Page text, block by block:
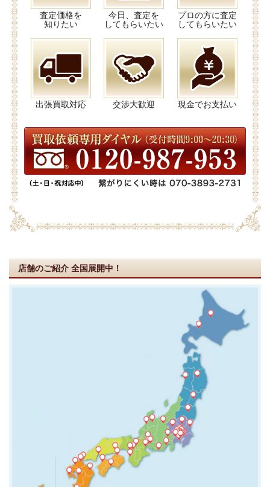
査定価格を
知りたい
今日、査定を
してもらいたい
プロの方に査定
してもらいたい
出張買取対応 交渉大歓迎 現金でお支払い
店舗のご紹介 全国展開中！